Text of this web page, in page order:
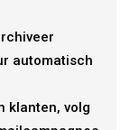
automatisch
klanten, volg